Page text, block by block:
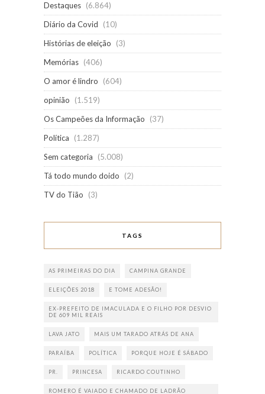
Destaques (6.864)
Diário da Covid
(10)
Histórias de eleição
(3)
Memórias (406)
O amor é lindro
(604)
opinião
(1.519)
Os Campeões da Informação
(37)
Política
(1.287)
Sem categoria
(5.008)
Tá todo mundo doido
(2)
TV do Tião
(3)
TAGS
AS PRIMEIRAS DO DIA CAMPINA GRANDE
ELEIÇÕES 2018 E TOME ADESÃO!
EX-PREFEITO DE IMACULADA E O FILHO POR DESVIO
DE 609 MIL REAIS
LAVA JATO MAIS UM TARADO ATRÁS DE ANA
PARAÍBA POLÍTICA PORQUE HOJE É SÁBADO
PR. PRINCESA RICARDO COUTINHO
ROMERO É VAIADO E CHAMADO DE LADRÃO